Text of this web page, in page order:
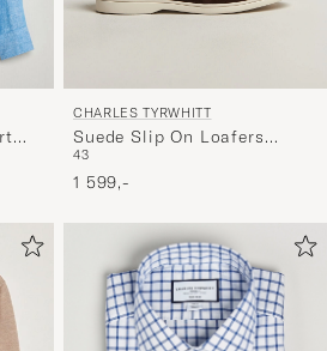
CHARLES TYRWHITT
Suede Slip On Loafers
Chocolate Brown
43
1 599,-